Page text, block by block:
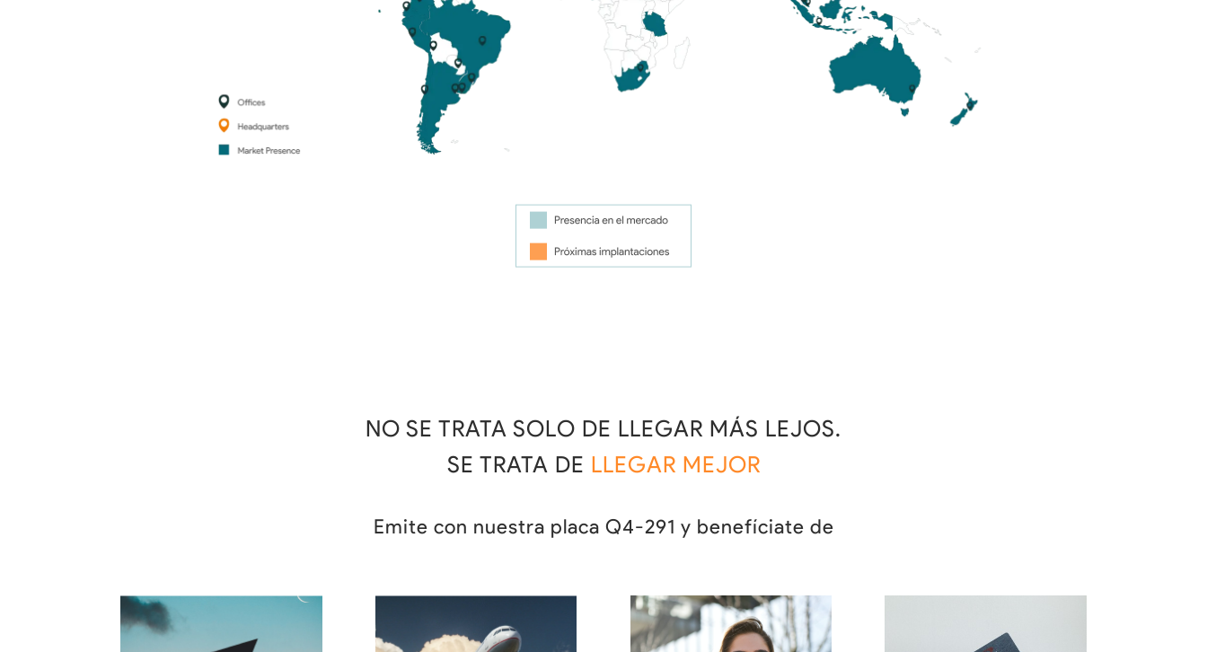
NO SE TRATA SOLO DE LLEGAR MÁS LEJOS.
SE TRATA DE LLEGAR MEJOR
Emite con nuestra placa Q4-291 y benefíciate de